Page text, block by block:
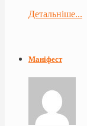
Детальніше...
Маніфест